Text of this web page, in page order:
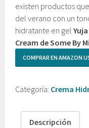
existen productos
del verano con un
hidratante en gel
Cream de Some By
COMPRAR EN AMAZON
Categoría: Crema
Descripción